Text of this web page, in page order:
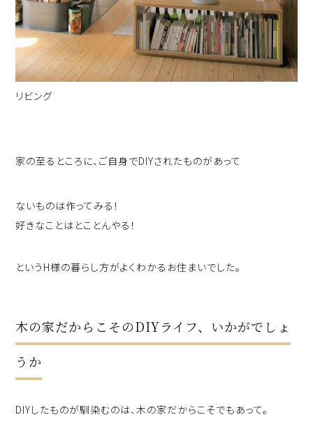
リビング
家の至るところに、ご自身でDIYされたものがあって
ないものは作ってみる！
好きなことはとことんやる！
というH様の暮らし方がよくわかるお住まいでした。
木の家だからこそのDIYライフ、いかがでしょ
うか
DIYしたものが馴染むのは、木の家だからこそでもあって。